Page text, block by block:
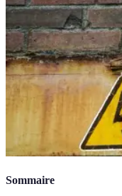
Sommaire